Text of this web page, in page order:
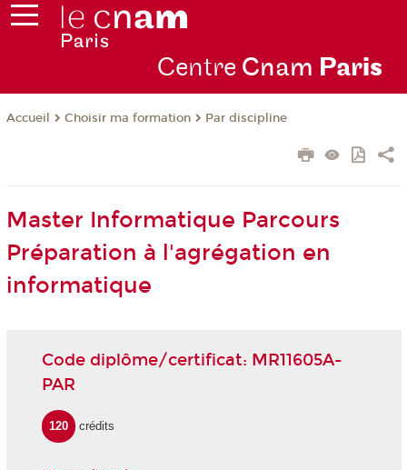
Centre Cnam Paris
Accueil Choisir ma formation Par discipline
Master Informatique Parcours
Préparation à l'agrégation en
informatique
Code diplôme/certificat: MR11605A-
PAR
120 crédits